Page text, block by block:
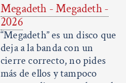
Megadeth - Megadeth -
2026
“Megadeth” es un disco que
deja a la banda con un
cierre correcto, no pides
más de ellos y tampoco